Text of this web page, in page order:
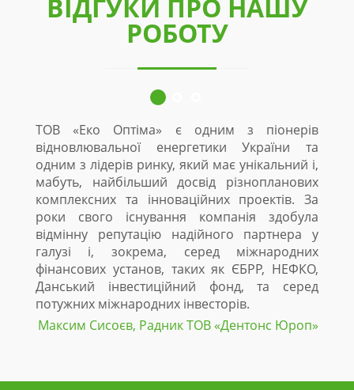
ВІДГУКИ ПРО НАШУ
РОБОТУ
ТОВ «Еко Оптіма» є одним з піонерів
відновлювальної енергетики України та
одним з лідерів ринку, який має унікальний і,
мабуть, найбільший досвід різнопланових
комплексних та інноваційних проектів. За
роки свого існування компанія здобула
відмінну репутацію надійного партнера у
галузі і, зокрема, серед міжнародних
фінансових установ, таких як ЄБРР, НЕФКО,
Данський інвестиційний фонд, та серед
потужних міжнародних інвесторів.
Максим Сисоєв, Радник ТОВ «Дентонc Юроп»